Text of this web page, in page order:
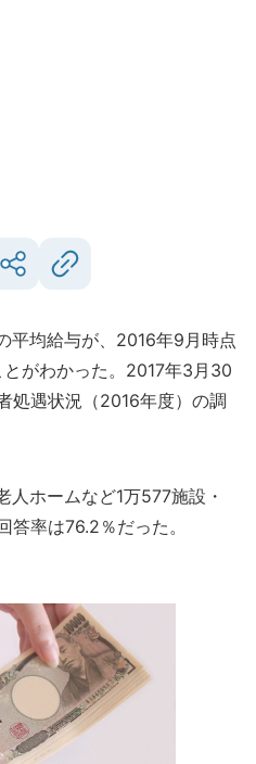
平均給与が、2016年9月時点
がわかった。2017年3月30
処遇状況（2016年度）の調
ホームなど1万577施設・
率は76.2％だった。